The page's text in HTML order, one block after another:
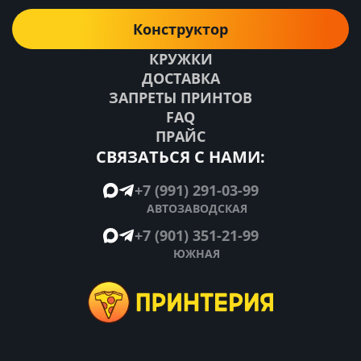
СВЯЗАТЬСЯ С НАМИ:
+7 (991) 291-03-99
АВТОЗАВОДСКАЯ
+7 (901) 351-21-99
ЮЖНАЯ
КРУЖКИ
ДОСТАВКА
ЗАПРЕТЫ ПРИНТОВ
FAQ
ПРАЙС
Конструктор